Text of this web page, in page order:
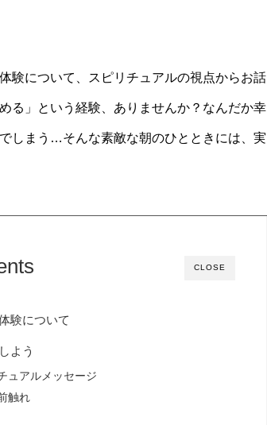
験について、スピリチュアルの視点からお話
る」という経験、ありませんか？なんだか幸
しまう…そんな素敵な朝のひとときには、実
CLOSE
験について
よう
ュアルメッセージ
触れ